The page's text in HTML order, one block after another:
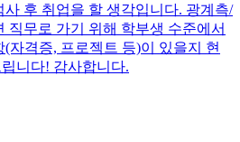
후 취업을 할 생각입니다. 광계측/
직무로 가기 위해 학부생 수준에서
자격증, 프로젝트 등)이 있을지 현
니다! 감사합니다.